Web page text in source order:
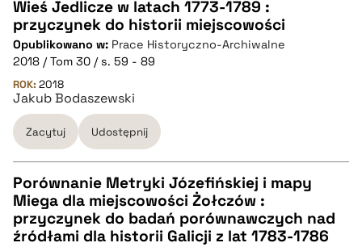
pobierz cytat
CZYSTY TEKST
pobierz cytat
BIBTEX
pobierz cytat
Wieś Jedlicze w latach 1773-1789 :
przyczynek do historii miejscowości
Opublikowano w: Prace Historyczno-Archiwalne
2018 / Tom 30 / s. 59 - 89
ROK: 2018
Jakub Bodaszewski
Zacytuj Udostępnij
CZYSTY TEKST
Porównanie Metryki Józefińskiej i mapy
Miega dla miejscowości Żołczów :
przyczynek do badań porównawczych nad
źródłami dla historii Galicji z lat 1783-1786